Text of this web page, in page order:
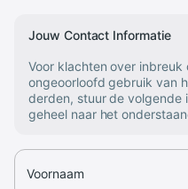
Jouw Contact Informatie
Voor klachten over
ongeoorloofd gebruik van
derden, stuur de volgende
geheel naar het
Voornaam